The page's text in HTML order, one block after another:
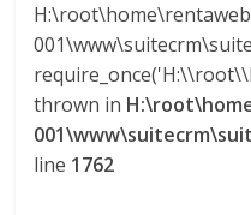
thrown in
line 1762